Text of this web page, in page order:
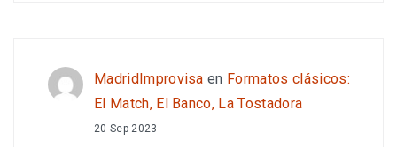
MadridImprovisa en Formatos clásicos:
El Match, El Banco, La Tostadora
20 Sep 2023